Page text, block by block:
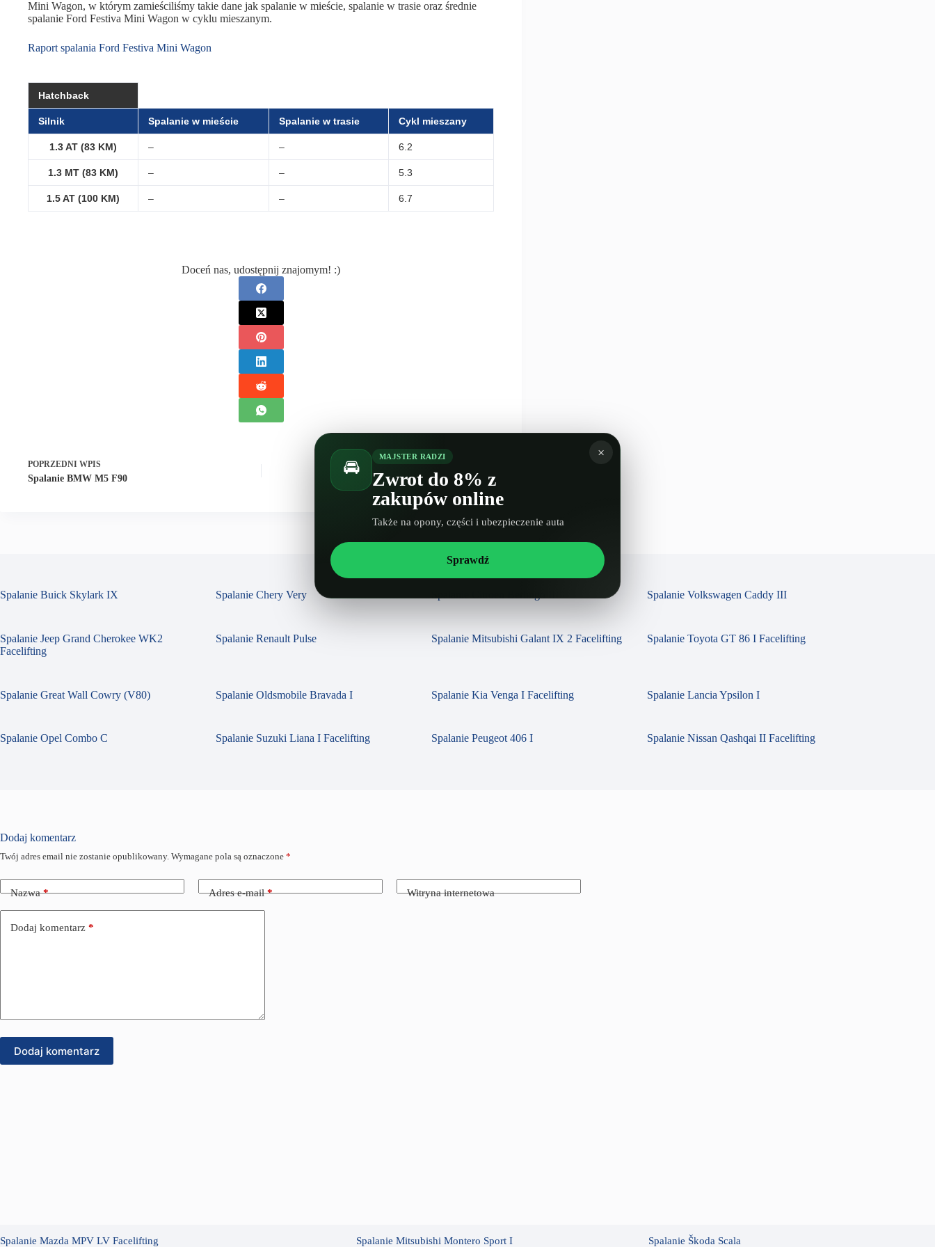
Mini Wagon, w którym zamieściliśmy takie dane jak spalanie w mieście, spalanie w trasie oraz średnie
spalanie Ford Festiva Mini Wagon w cyklu mieszanym.
Raport spalania Ford Festiva Mini Wagon
Hatchback
Silnik Spalanie w mieście Spalanie w trasie Cykl mieszany
1.3 AT (83 KM) – – 6.2
1.3 MT (83 KM) – – 5.3
1.5 AT (100 KM) – – 6.7
Doceń nas, udostępnij znajomym! :)
POPRZEDNI WPIS
Spalanie BMW M5 F90
NASTĘPNY
Spalanie Lifan MyWay
Spalanie Buick Skylark IX Spalanie Chery Very Spalanie Volkswagen Caddy III
Spalanie Jeep Grand Cherokee WK2
Facelifting
Spalanie Renault Pulse Spalanie Mitsubishi Galant IX 2 Facelifting Spalanie Toyota GT 86 I Facelifting
Spalanie Great Wall Cowry (V80) Spalanie Oldsmobile Bravada I Spalanie Kia Venga I Facelifting Spalanie Lancia Ypsilon I
Spalanie Opel Combo C Spalanie Suzuki Liana I Facelifting Spalanie Peugeot 406 I Spalanie Nissan Qashqai II Facelifting
Dodaj komentarz
Twój adres email nie zostanie opublikowany. Wymagane pola są oznaczone *
Nazwa* Adres e-mail* Witryna internetowa
Dodaj komentarz *
Dodaj komentarz
Spalanie Mazda MPV LV Facelifting
Spalanie Mitsubishi Montero Sport I
Spalanie Škoda Scala
×
🚘 MAJSTER RADZI
Zwrot do 8% z
zakupów online
Także na opony, części i ubezpieczenie auta
Sprawdź